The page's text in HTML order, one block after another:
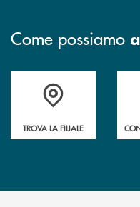
Come possiamo
Accedi all' elenco completo
TROVA LA FILIALE